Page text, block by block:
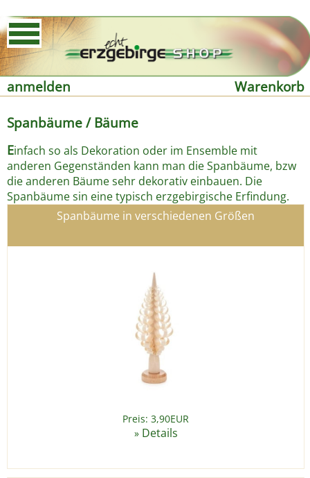
anmelden
Warenkorb
Spanbäume / Bäume
Einfach so als Dekoration oder im Ensemble mit
anderen Gegenständen kann man die Spanbäume, bzw
die anderen Bäume sehr dekorativ einbauen. Die
Spanbäume sin eine typisch erzgebirgische Erfindung.
Spanbäume in verschiedenen Größen
Preis: 3,90EUR
» Details